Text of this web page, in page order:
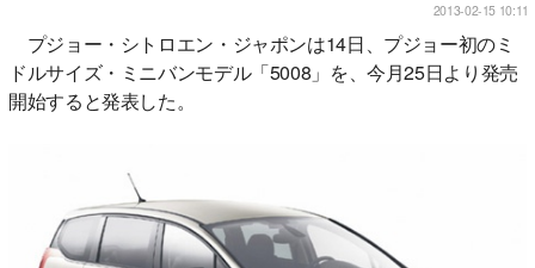
2013-02-15 10:11
プジョー・シトロエン・ジャポンは14日、プジョー初のミ
ドルサイズ・ミニバンモデル「5008」を、今月25日より発売
開始すると発表した。